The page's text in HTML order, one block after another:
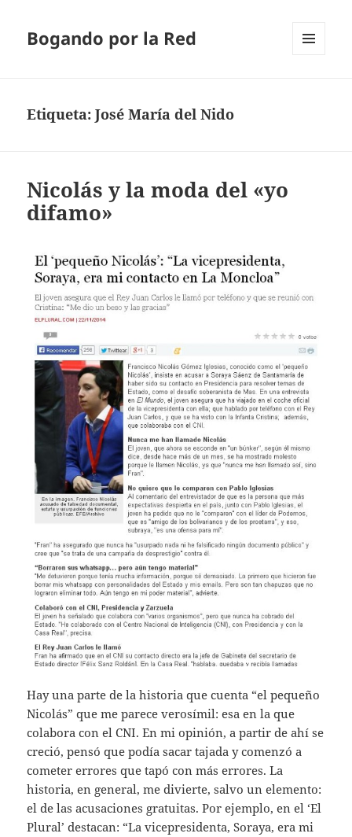
Bogando por la Red
Etiqueta:José María del Nido
Nicolás y la moda del «yo
difamo»
Hay una parte de la historia que cuenta “el pequeño
Nicolás” que me parece verosímil: esa en la que
colabora con el CNI. En mi opinión, a partir de ahí se
creció, pensó que podía sacar tajada y comenzó a
cometer errores que tapó con más errores. La
historia, en general, me divierte, salvo un elemento:
el de las acusaciones gratuitas. Por ejemplo, en el ‘El
Plural’ destacan: “La vicepresidenta, Soraya, era mi